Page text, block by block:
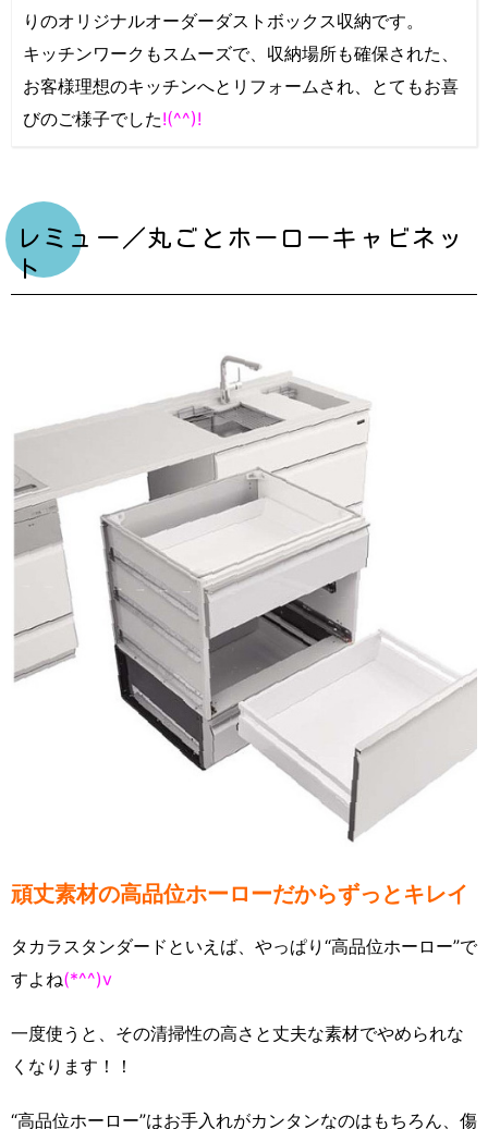
りのオリジナルオーダーダストボックス収納です。
キッチンワークもスムーズで、収納場所も確保された、
お客様理想のキッチンへとリフォームされ、とてもお喜
びのご様子でした!(^^)!
レミュー／丸ごとホーローキャビネッ
ト
頑丈素材の高品位ホーローだからずっとキレイ
タカラスタンダードといえば、やっぱり“高品位ホーロー”で
すよね(*^^)v
一度使うと、その清掃性の高さと丈夫な素材でやめられな
くなります！！
“高品位ホーロー”はお手入れがカンタンなのはもちろん、傷